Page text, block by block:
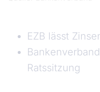
EZB lässt
Ratssitzung